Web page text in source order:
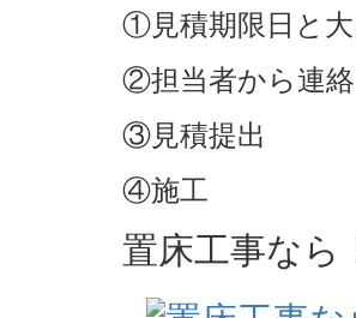
①見積期限日と
②担当者から連絡
③見積提出
④施工
置床工事なら